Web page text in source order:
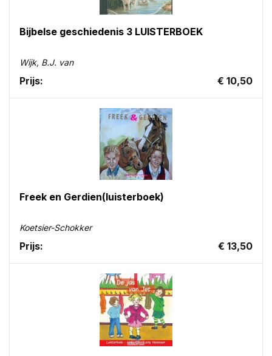
Bijbelse geschiedenis 3 LUISTERBOEK
Wijk, B.J. van
Prijs: € 10,50
Freek en Gerdien(luisterboek)
Koetsier-Schokker
Prijs: € 13,50